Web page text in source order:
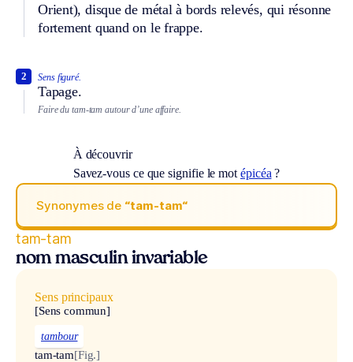
Orient), disque de métal à bords relevés, qui résonne
fortement quand on le frappe.
Sens figuré.
Tapage.
2
Faire du tam-tam autour d’une affaire.
À découvrir
Savez-vous ce que signifie le mot épicéa ?
Synonymes de “tam-tam“
tam-tam
nom masculin invariable
Sens principaux
[Sens commun]
tambour
tam-tam[Fig.]